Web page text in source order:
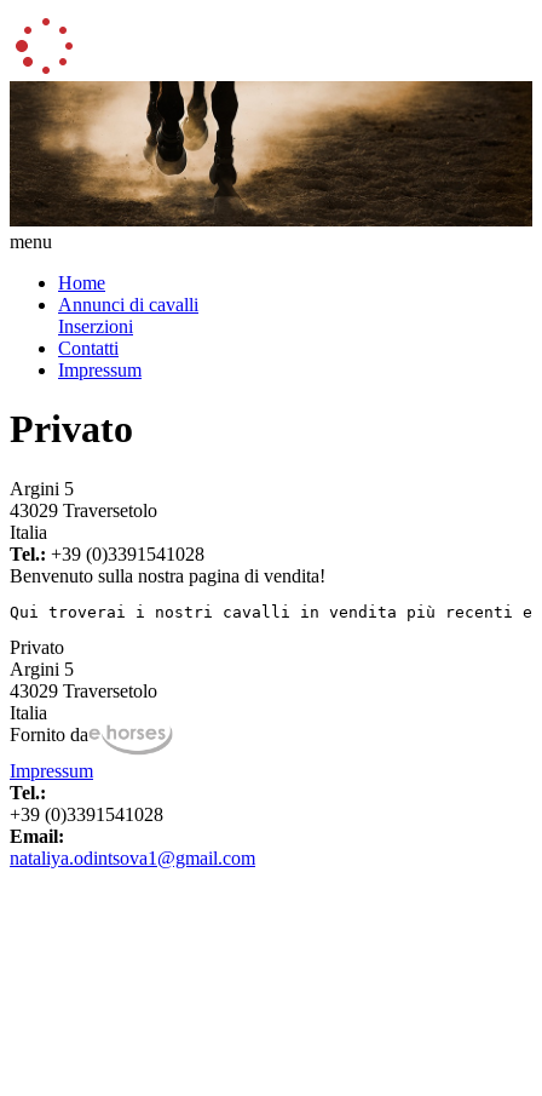
menu
Home
Annunci di cavalli
Inserzioni
Contatti
Impressum
Privato
Argini 5
43029 Traversetolo
Italia
Tel.: +39 (0)3391541028
Benvenuto sulla nostra pagina di vendita!
Qui troverai i nostri cavalli in vendita più recenti e
Privato
Argini 5
43029 Traversetolo
Italia
Fornito da
Impressum
Tel.:
+39 (0)3391541028
Email:
nataliya.odintsova1@gmail.com